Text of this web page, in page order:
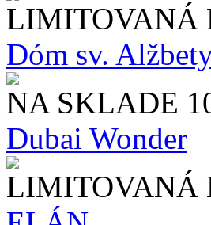
LIMITOVANÁ
Dóm sv.
NA SKLADE
Dubai Wonder
LIMITOVANÁ